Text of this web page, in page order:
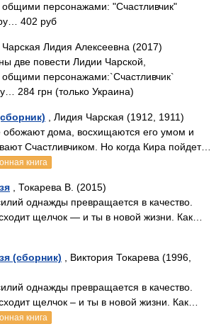
персонажами: "Счастливчик"
402 руб
, Чарская Лидия Алексеевна (2017)
две повести Лидии Чарской,
персонажами:`Счастливчик`
284 грн (только Украина)
, Лидия Чарская (1912, 1911)
обожают дома, восхищаются его умом и
Счастливчиком. Но когда Кира пойдет…
книга
, Токарева В. (2015)
однажды превращается в качество.
щелчок — и ты в новой жизни. Как…
(сборник) , Виктория Токарева (1996,
однажды превращается в качество.
щелчок – и ты в новой жизни. Как…
книга